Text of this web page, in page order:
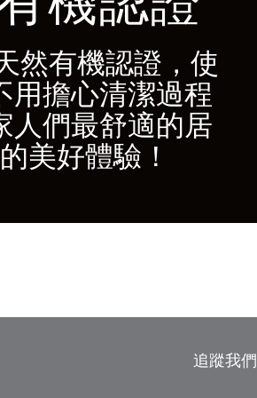
然有機認證，使
用擔心清潔過程
人們最舒適的居
美好體驗！
追蹤我們